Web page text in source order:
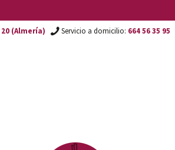
(Almería) Servicio a domicilio: 664 56 35 95